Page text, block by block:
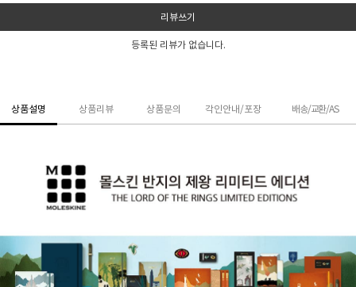
리뷰쓰기
등록된 리뷰가 없습니다.
상품설명 상품리뷰 상품문의 각인안내/포장 배송/교환/AS